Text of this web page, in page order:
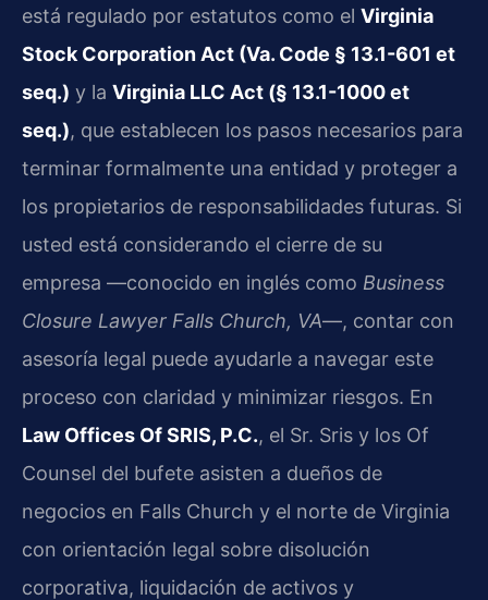
está regulado por estatutos como el Virginia
Stock Corporation Act (Va. Code § 13.1-601 et
seq.) y la Virginia LLC Act (§ 13.1-1000 et
seq.), que establecen los pasos necesarios para
terminar formalmente una entidad y proteger a
los propietarios de responsabilidades futuras. Si
usted está considerando el cierre de su
empresa —conocido en inglés como Business
Closure Lawyer Falls Church, VA—, contar con
asesoría legal puede ayudarle a navegar este
proceso con claridad y minimizar riesgos. En
Law Offices Of SRIS, P.C., el Sr. Sris y los Of
Counsel del bufete asisten a dueños de
negocios en Falls Church y el norte de Virginia
con orientación legal sobre disolución
corporativa, liquidación de activos y